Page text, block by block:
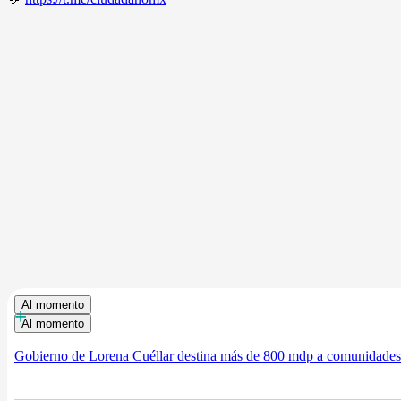
Al momento
Al momento
+
Gobierno de Lorena Cuéllar destina más de 800 mdp a